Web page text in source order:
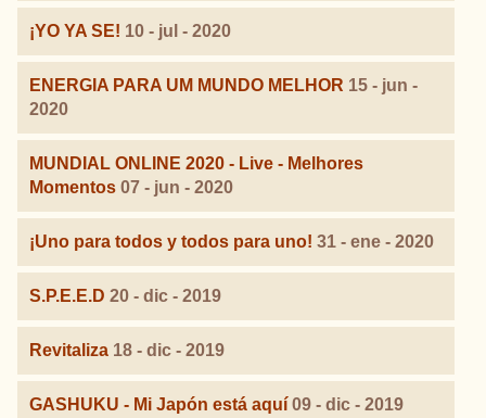
¡YO YA SE! 10 - jul - 2020
ENERGIA PARA UM MUNDO MELHOR 15 - jun -
2020
MUNDIAL ONLINE 2020 - Live - Melhores
Momentos 07 - jun - 2020
¡Uno para todos y todos para uno! 31 - ene - 2020
S.P.E.E.D 20 - dic - 2019
Revitaliza 18 - dic - 2019
GASHUKU - Mi Japón está aquí 09 - dic - 2019